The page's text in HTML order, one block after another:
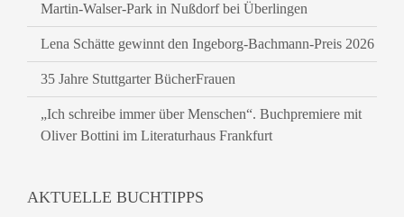
Martin-Walser-Park in Nußdorf bei Überlingen
Lena Schätte gewinnt den Ingeborg-Bachmann-Preis 2026
35 Jahre Stuttgarter BücherFrauen
„Ich schreibe immer über Menschen“. Buchpremiere mit
Oliver Bottini im Literaturhaus Frankfurt
AKTUELLE BUCHTIPPS